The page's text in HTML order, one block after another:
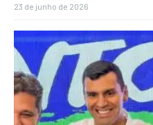
23 de junho de 2026